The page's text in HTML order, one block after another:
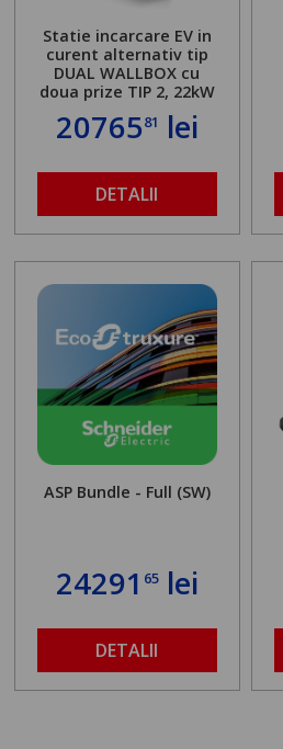
Statie incarcare EV in
curent alternativ tip
DUAL WALLBOX cu
doua prize TIP 2, 22kW
2076581 lei
DETALII
ASP Bundle - Full (SW)
24291 65lei
DETALII